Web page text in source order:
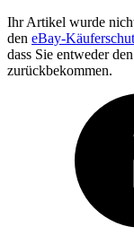
Ihr Artikel wurde
den eBay-
dass Sie entweder
zurückbekommen.